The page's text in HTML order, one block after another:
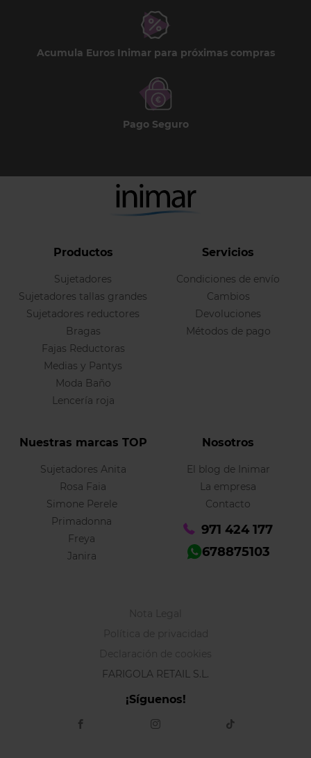
Acumula Euros Inimar para próximas compras
Pago Seguro
Productos
Sujetadores
Sujetadores tallas grandes
Sujetadores reductores
Bragas
Fajas Reductoras
Medias y Pantys
Moda Baño
Lencería roja
Servicios
Condiciones de envío
Cambios
Devoluciones
Métodos de pago
Nuestras marcas TOP
Sujetadores Anita
Rosa Faia
Simone Perele
Primadonna
Freya
Janira
Nosotros
El blog de Inimar
La empresa
Contacto
971 424 177
678875103
Nota Legal
Política de privacidad
Declaración de cookies
FARIGOLA RETAIL S.L.
¡Síguenos!